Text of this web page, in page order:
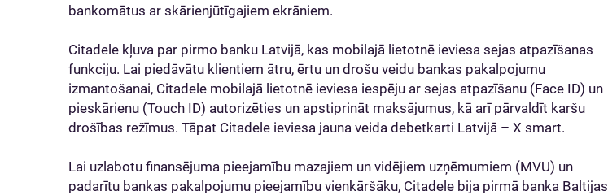
bankomātus ar skārienjūtīgajiem ekrāniem.
Citadele kļuva par pirmo banku Latvijā, kas mobilajā lietotnē ieviesa sejas atpazīšanas
funkciju. Lai piedāvātu klientiem ātru, ērtu un drošu veidu bankas pakalpojumu
izmantošanai, Citadele mobilajā lietotnē ieviesa iespēju ar sejas atpazīšanu (Face ID) un
pieskārienu (Touch ID) autorizēties un apstiprināt maksājumus, kā arī pārvaldīt karšu
drošības režīmus. Tāpat Citadele ieviesa jauna veida debetkarti Latvijā – X smart.
Lai uzlabotu finansējuma pieejamību mazajiem un vidējiem uzņēmumiem (MVU) un
padarītu bankas pakalpojumu pieejamību vienkāršāku, Citadele bija pirmā banka Baltijas